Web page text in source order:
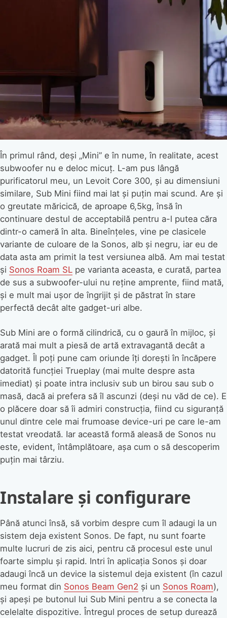
În primul rând, deși „Mini” e în nume, în realitate, acest
subwoofer nu e deloc micuț. L-am pus lângă
purificatorul meu, un Levoit Core 300, și au dimensiuni
similare, Sub Mini fiind mai lat și puțin mai scund. Are și
o greutate măricică, de aproape 6,5kg, însă în
continuare destul de acceptabilă pentru a-l putea căra
dintr-o cameră în alta. Bineînțeles, vine pe clasicele
variante de culoare de la Sonos, alb și negru, iar eu de
data asta am primit la test versiunea albă. Am mai testat
și Sonos Roam SL pe varianta aceasta, e curată, partea
de sus a subwoofer-ului nu reține amprente, fiind mată,
și e mult mai ușor de îngrijit și de păstrat în stare
perfectă decât alte gadget-uri albe.
Sub Mini are o formă cilindrică, cu o gaură în mijloc, și
arată mai mult a piesă de artă extravagantă decât a
gadget. Îl poți pune cam oriunde îți dorești în încăpere
datorită funcției Trueplay (mai multe despre asta
imediat) și poate intra inclusiv sub un birou sau sub o
masă, dacă ai prefera să îl ascunzi (deși nu văd de ce). E
o plăcere doar să îi admiri construcția, fiind cu siguranță
unul dintre cele mai frumoase device-uri pe care le-am
testat vreodată. Iar această formă aleasă de Sonos nu
este, evident, întâmplătoare, așa cum o să descoperim
puțin mai târziu.
Instalare și configurare
Până atunci însă, să vorbim despre cum îl adaugi la un
sistem deja existent Sonos. De fapt, nu sunt foarte
multe lucruri de zis aici, pentru că procesul este unul
foarte simplu și rapid. Intri în aplicația Sonos și doar
adaugi încă un device la sistemul deja existent (în cazul
meu format din Sonos Beam Gen2 și un Sonos Roam),
și apeși pe butonul lui Sub Mini pentru a se conecta la
celelalte dispozitive. Întregul proces de setup durează